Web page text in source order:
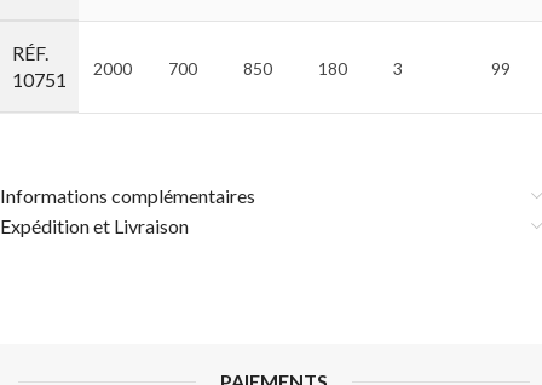
RÉF.
10751
2000 700 850 180 3 99
Informations complémentaires
Expédition et Livraison